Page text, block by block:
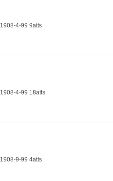
1908-4-99 9atts
1908-4-99 18atts
1908-9-99 4atts